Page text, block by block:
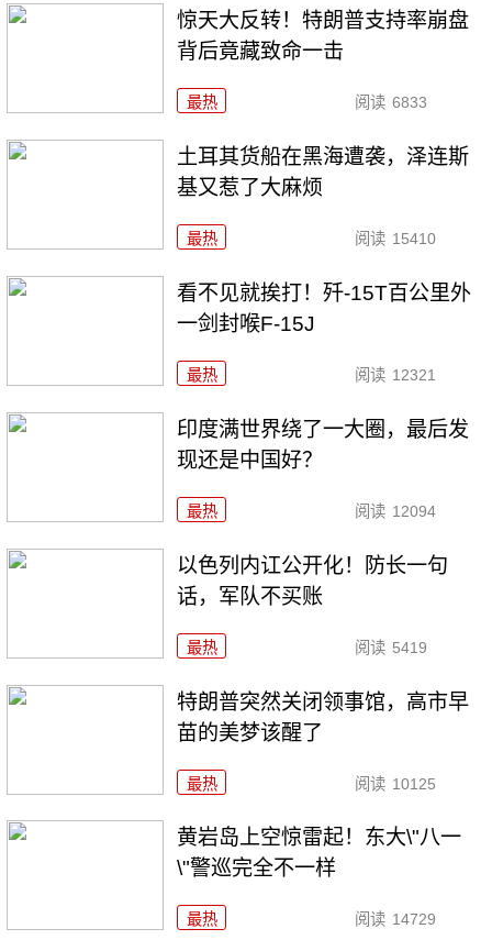
惊天大反转！特朗普支持率崩盘
背后竟藏致命一击
最热 阅读 6833
土耳其货船在黑海遭袭，泽连斯
基又惹了大麻烦
最热 阅读 15410
看不见就挨打！歼-15T百公里外
一剑封喉F-15J
最热 阅读 12321
印度满世界绕了一大圈，最后发
现还是中国好？
最热 阅读 12094
以色列内讧公开化！防长一句
话，军队不买账
最热 阅读 5419
特朗普突然关闭领事馆，高市早
苗的美梦该醒了
最热 阅读 10125
黄岩岛上空惊雷起！东大\"八一
\"警巡完全不一样
最热 阅读 14729